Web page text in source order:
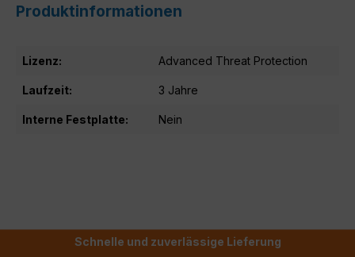
Produktinformationen
Lizenz: Advanced Threat Protection
Laufzeit: 3 Jahre
Interne Festplatte: Nein
Schnelle und zuverlässige Lieferung